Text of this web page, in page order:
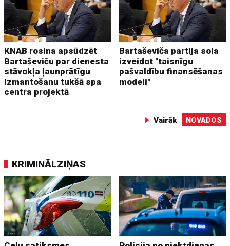
KNAB rosina apsūdzēt
Bartaševiču par dienesta
stāvokļa ļaunprātīgu
izmantošanu tukšā spa
centra projektā
Bartaševiča partija sola
izveidot "taisnīgu
pašvaldību finansēšanas
modeli"
Vairāk NOVADOS
KRIMINĀLZIŅAS